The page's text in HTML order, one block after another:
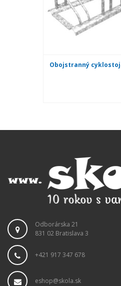
Obojstranný
Odborárska 21
831 02 Bratislava 3
+421 917 347 678
eshop@skola.sk